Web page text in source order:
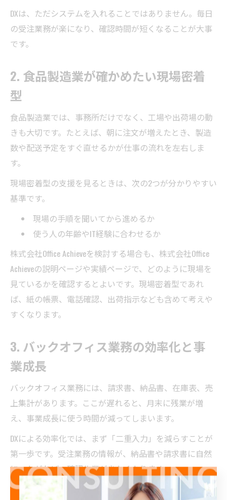
DXは、ただシステムを入れることではありません。毎日
の受注業務が楽になり、確認時間が短くなることが大事
です。
2. 食品製造業が確かめたい現場密着
型
食品製造業では、事務所だけでなく、工場や出荷場の動
きも大切です。たとえば、朝に注文が増えたとき、製造
数や配送予定をすぐ直せるかが仕事の流れを左右しま
す。
現場密着型の支援を見るときは、次の2つが分かりやすい
基準です。
現場の手順を聞いてから進めるか
使う人の年齢やIT経験に合わせるか
株式会社Office Achieveを検討する場合も、株式会社Office
Achieveの説明ページや実績ページで、どのように現場を
見ているかを確認するとよいです。現場密着型であれ
ば、紙の帳票、電話確認、出荷指示なども含めて考えや
すくなります。
3. バックオフィス業務の効率化と事
業成長
バックオフィス業務には、請求書、納品書、在庫表、売
上集計があります。ここが遅れると、月末に残業が増
え、事業成長に使う時間が減ってしまいます。
DXによる効率化では、まず「二重入力」を減らすことが
第一歩です。受注業務の情報が、納品書や請求書に自然
につながれば、確認作業が少なくなります。
株式会社Office Achieveを選ぶ理由を考えるなら、バックオ